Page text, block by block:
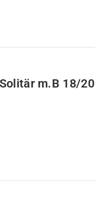
Solitär m.B 18/20